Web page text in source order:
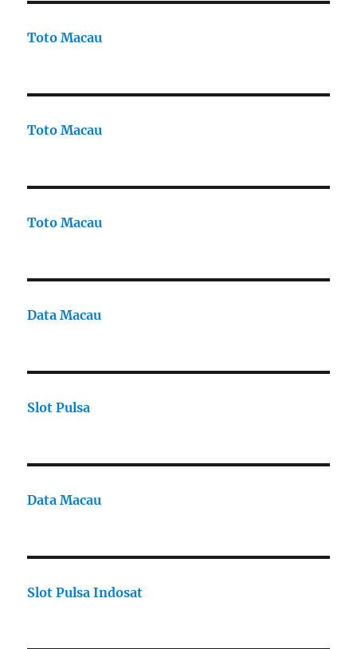
Toto Macau
Toto Macau
Toto Macau
Data Macau
Slot Pulsa
Data Macau
Slot Pulsa Indosat